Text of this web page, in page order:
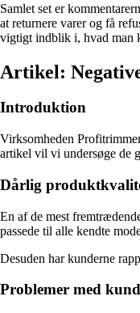
Samlet set er
at returnere varer og få
vigtigt indblik i, hvad man
Artikel:
Introduktion
Virksomheden
artikel vil vi undersøge de
Dårlig
En af de mest
passede til alle kendte
Desuden har kunderne
Problemer med